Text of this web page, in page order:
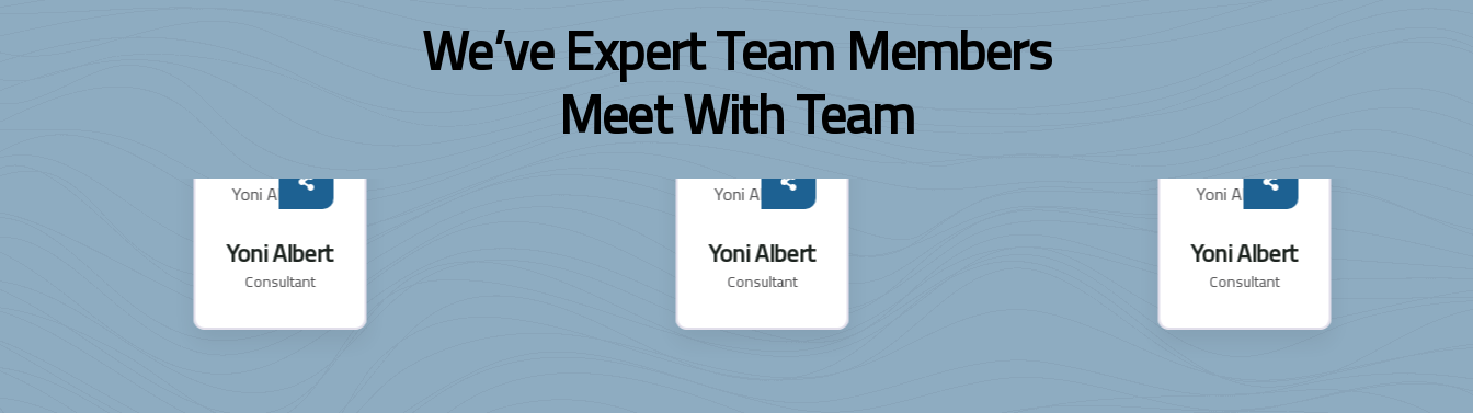
We’ve Expert Team Members
Meet With Team
Yoni Albert
Consultant
Yoni Albert
Consultant
Yoni Albert
Consultant